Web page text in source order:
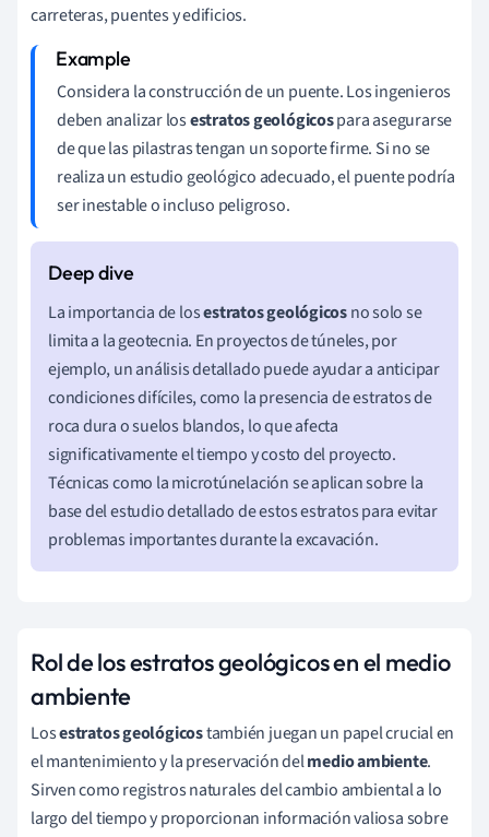
carreteras, puentes y edificios.
Considera la construcción de un puente. Los ingenieros
deben analizar losestratos geológicospara asegurarse
de que las pilastras tengan un soporte firme. Si no se
realiza un estudio geológico adecuado, el puente podría
ser inestable o incluso peligroso.
La importancia de losestratos geológicosno solo se
limita a la geotecnia. En proyectos de túneles, por
ejemplo, un análisis detallado puede ayudar a anticipar
condiciones difíciles, como la presencia de estratos de
roca dura o suelos blandos, lo que afecta
significativamente el tiempo y costo del proyecto.
Técnicas como la microtúnelación se aplican sobre la
base del estudio detallado de estos estratos para evitar
problemas importantes durante la excavación.
Rol de los estratos geológicos en el medio
ambiente
Losestratos geológicostambién juegan un papel crucial en
el mantenimiento y la preservación delmedio ambiente.
Sirven como registros naturales del cambio ambiental a lo
largo del tiempo y proporcionan información valiosa sobre